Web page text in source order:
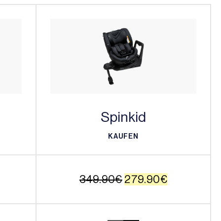
Spinkid
KAUFEN
349.90€ Ursprünglicher
279.90€Aktueller